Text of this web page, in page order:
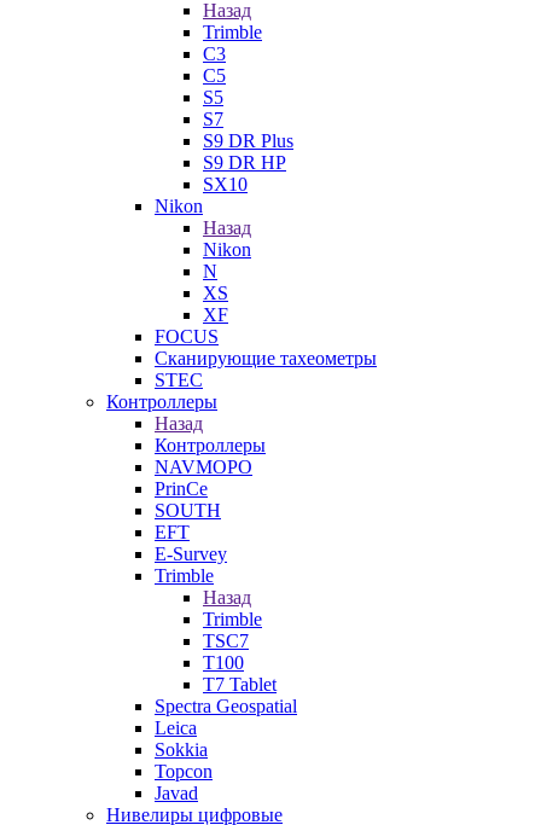
Назад
Trimble
C3
C5
S5
S7
S9 DR Plus
S9 DR HP
SX10
Nikon
Назад
Nikon
N
XS
XF
FOCUS
Сканирующие тахеометры
STEC
Контроллеры
Назад
Контроллеры
NAVMOPO
PrinCe
SOUTH
EFT
E-Survey
Trimble
Назад
Trimble
TSC7
T100
T7 Tablet
Spectra Geospatial
Leica
Sokkia
Topcon
Javad
Нивелиры цифровые